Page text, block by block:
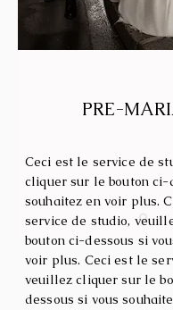
​PRE-
Ceci est le service de
cliquer sur le bouton ci-
souhaitez en voir plus.
service de studio,
bouton ci-dessous si
voir plus. Ceci est le
veuillez cliquer sur le
dessous si vous